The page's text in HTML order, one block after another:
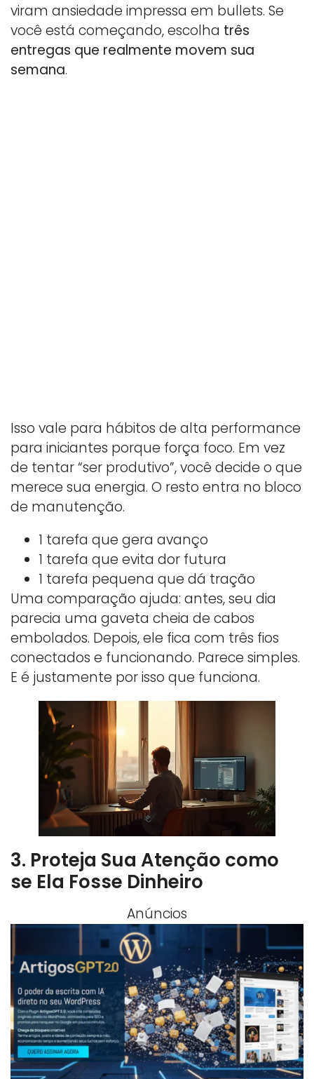
viram ansiedade impressa em bullets. Se
você está começando, escolha três
entregas que realmente movem sua
semana.
Isso vale para hábitos de alta performance
para iniciantes porque força foco. Em vez
de tentar “ser produtivo”, você decide o que
merece sua energia. O resto entra no bloco
de manutenção.
1 tarefa que gera avanço
1 tarefa que evita dor futura
1 tarefa pequena que dá tração
Uma comparação ajuda: antes, seu dia
parecia uma gaveta cheia de cabos
embolados. Depois, ele fica com três fios
conectados e funcionando. Parece simples.
E é justamente por isso que funciona.
3. Proteja Sua Atenção como
se Ela Fosse Dinheiro
Anúncios